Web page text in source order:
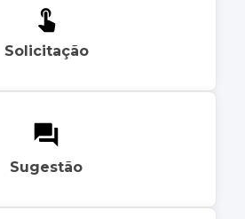
Solicitação
Sugestão